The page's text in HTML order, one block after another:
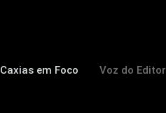
Caxias em Foco Voz do Editor